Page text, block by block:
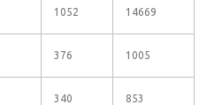
1052 14669
376 1005
340 853